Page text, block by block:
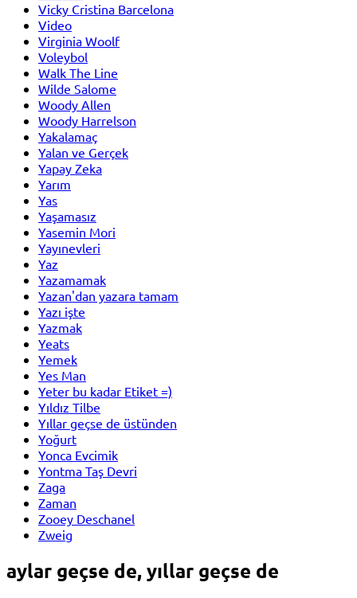
Vicky Cristina Barcelona
Video
Virginia Woolf
Voleybol
Walk The Line
Wilde Salome
Woody Allen
Woody Harrelson
Yakalamaç
Yalan ve Gerçek
Yapay Zeka
Yarım
Yas
Yaşamasız
Yasemin Mori
Yayınevleri
Yaz
Yazamamak
Yazan'dan yazara tamam
Yazı işte
Yazmak
Yeats
Yemek
Yes Man
Yeter bu kadar Etiket =)
Yıldız Tilbe
Yıllar geçse de üstünden
Yoğurt
Yonca Evcimik
Yontma Taş Devri
Zaga
Zaman
Zooey Deschanel
Zweig
aylar geçse de, yıllar geçse de